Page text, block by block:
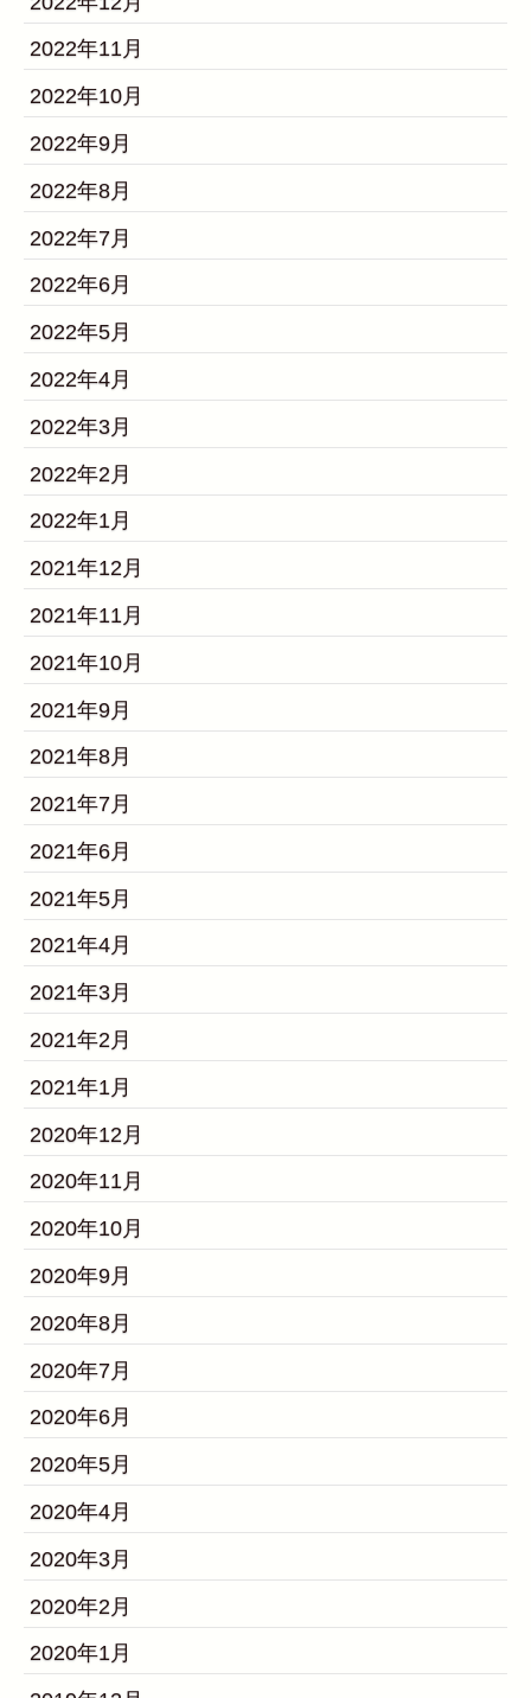
2022年11月
2022年10月
2022年9月
2022年8月
2022年7月
2022年6月
2022年5月
2022年4月
2022年3月
2022年2月
2022年1月
2021年12月
2021年11月
2021年10月
2021年9月
2021年8月
2021年7月
2021年6月
2021年5月
2021年4月
2021年3月
2021年2月
2021年1月
2020年12月
2020年11月
2020年10月
2020年9月
2020年8月
2020年7月
2020年6月
2020年5月
2020年4月
2020年3月
2020年2月
2020年1月